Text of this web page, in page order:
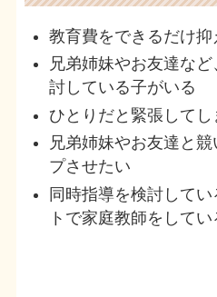
教育費をできるだけ抑
兄弟姉妹やお友達な
討している子がいる
ひとりだと緊張してし
兄弟姉妹やお友達と
プさせたい
同時指導を検討して
トで家庭教師をしてい